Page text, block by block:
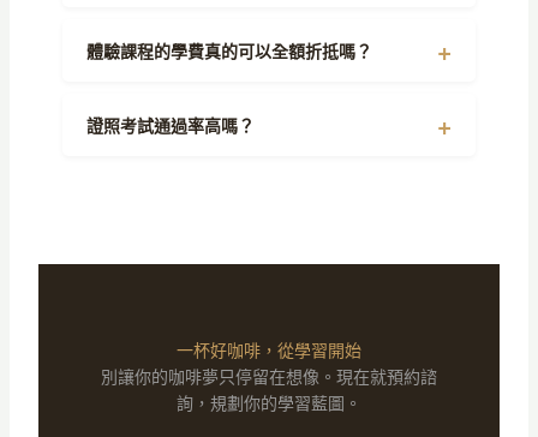
體驗課程的學費真的可以全額折抵嗎？
證照考試通過率高嗎？
一杯好咖啡，從學習開始
別讓你的咖啡夢只停留在想像。現在就預約諮
詢，規劃你的學習藍圖。